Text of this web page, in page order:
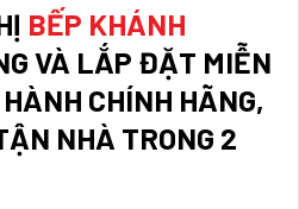
BẾP KHÁNH
VÀ LẮP ĐẶT MIỄN
CHÍNH HÃNG,
NHÀ TRONG 2